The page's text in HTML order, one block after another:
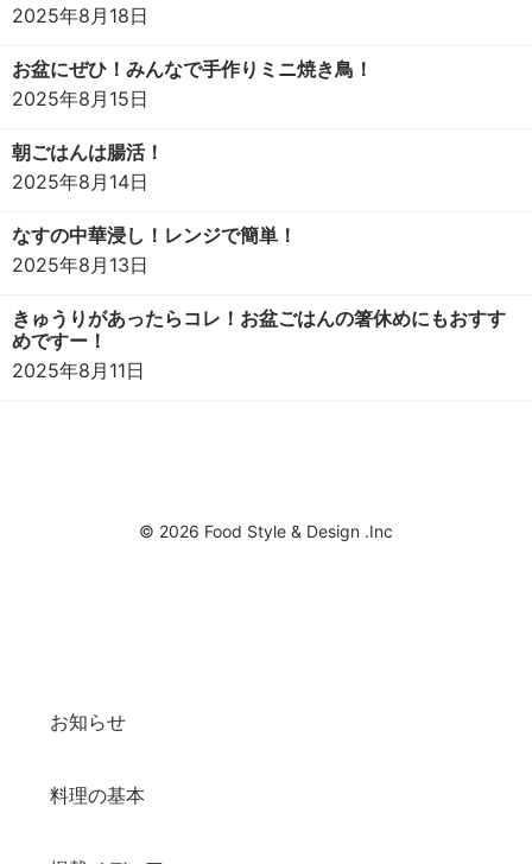
2025年8月18日
お盆にぜひ！みんなで手作りミニ焼き鳥！
2025年8月15日
朝ごはんは腸活！
2025年8月14日
なすの中華浸し！レンジで簡単！
2025年8月13日
きゅうりがあったらコレ！お盆ごはんの箸休めにもおすす
めですー！
2025年8月11日
© 2026 Food Style & Design .Inc
お知らせ
料理の基本